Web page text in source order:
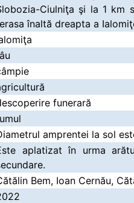
Ciulniţa şi la 1 km
înaltă dreapta a
funerară
amprentei la sol
aplatizat în urma
Bem, Ioan Cernău,